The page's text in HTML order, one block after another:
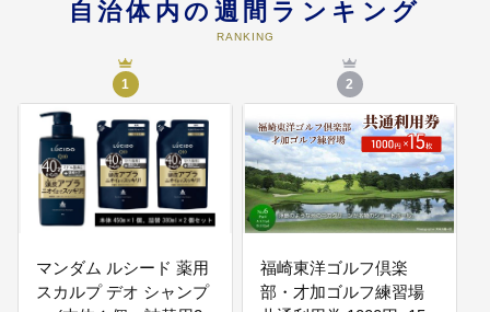
料館）、旧辻川郵便局などととも
に辻川界隈の主要な施
(4) 次代を担う子どもたちの教育
やその環境整備に関する事業
少子化が進展する中、子どもを安
心して生み育てることができる環
境づくりを進めるとともに、教育
環境の整備・充実など子どもの健
全育成や子育て支援、保育サービ
自治体内の週間ランキング
RANKING
1
マンダム ルシード 薬用
スカルプ デオ シャンプ
2
福崎東洋ゴルフ倶楽
部・才加ゴルフ練習場